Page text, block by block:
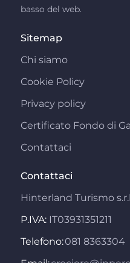
basso del web.
Sitemap
Chi siamo
Cookie Policy
Privacy policy
Certificato Fondo di
Contattaci
Contattaci
Hinterland Turismo
P.IVA: IT03931351211
Telefono:081 8363304